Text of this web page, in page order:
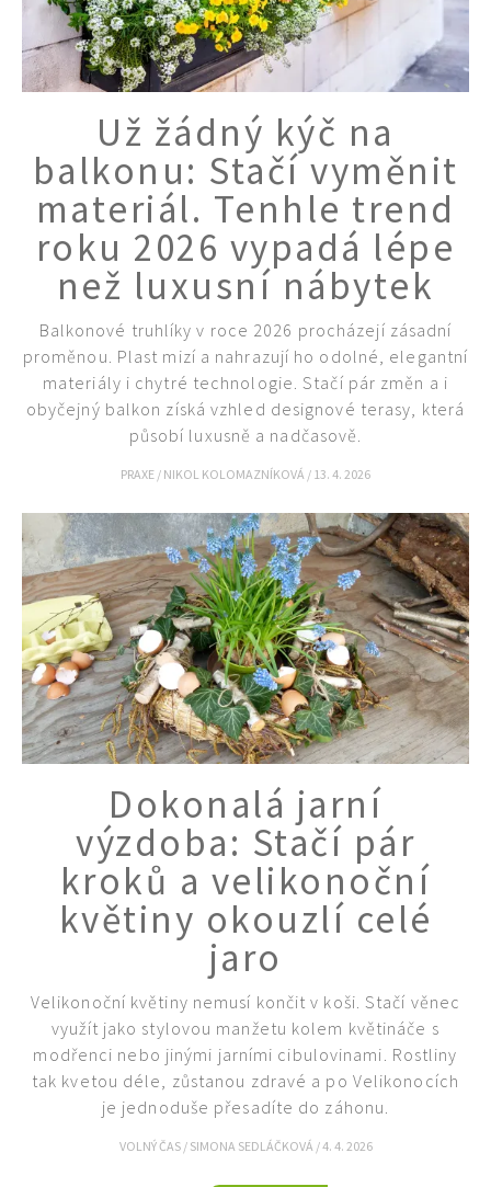
Už žádný kýč na
balkonu: Stačí vyměnit
materiál. Tenhle trend
roku 2026 vypadá lépe
než luxusní nábytek
Balkonové truhlíky v roce 2026 procházejí zásadní
proměnou. Plast mizí a nahrazují ho odolné, elegantní
materiály i chytré technologie. Stačí pár změn a i
obyčejný balkon získá vzhled designové terasy, která
působí luxusně a nadčasově.
PRAXE / NIKOL KOLOMAZNÍKOVÁ / 13. 4. 2026
Dokonalá jarní
výzdoba: Stačí pár
kroků a velikonoční
květiny okouzlí celé
jaro
Velikonoční květiny nemusí končit v koši. Stačí věnec
využít jako stylovou manžetu kolem květináče s
modřenci nebo jinými jarními cibulovinami. Rostliny
tak kvetou déle, zůstanou zdravé a po Velikonocích
je jednoduše přesadíte do záhonu.
VOLNÝ ČAS / SIMONA SEDLÁČKOVÁ /4. 4. 2026